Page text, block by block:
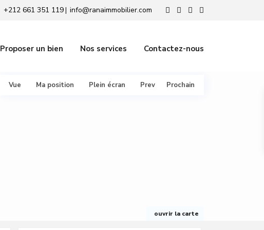
+212 661 351 119| info@ranaimmobilier.com
Proposer un bien Nos services Contactez-nous
ouvrir la carte
Vue Ma position Plein écran Prev Prochain